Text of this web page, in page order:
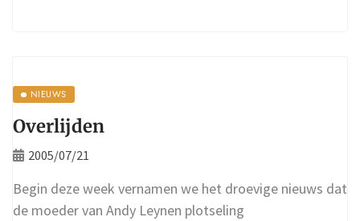
NIEUWS
Overlijden
2005/07/21
Begin deze week vernamen we het droevige nieuws dat
de moeder van Andy Leynen plotseling